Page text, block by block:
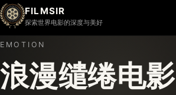
FILMSIR
探索世界电影的深度与美好
EMOTION
浪漫缱绻电影